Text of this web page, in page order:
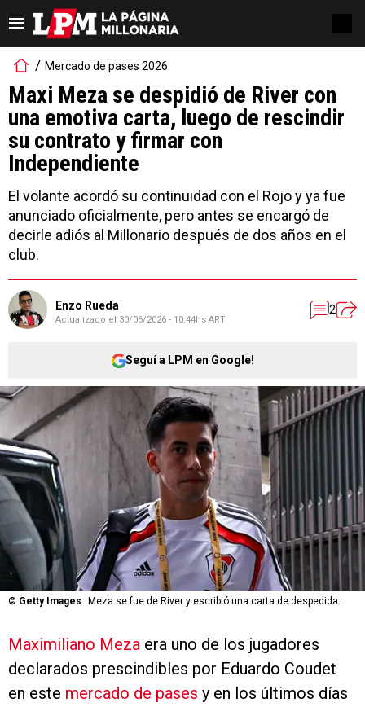
Mercado de pases 2026
Maxi Meza se despidió de River con
una emotiva carta, luego de rescindir
su contrato y firmar con
Independiente
El volante acordó su continuidad con el Rojo y ya fue
anunciado oficialmente, pero antes se encargó de
decirle adiós al Millonario después de dos años en el
club.
Enzo Rueda
Actualizado el 30/06/2026 - 10:44hs ART
2
Seguí a LPM en Google!
© Getty Images Meza se fue de River y escribió una carta de despedida.
Maximiliano Meza era uno de los jugadores
declarados prescindibles por Eduardo Coudet
en este mercado de pases y en los últimos días